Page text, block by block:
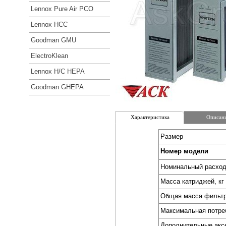
Lennox Pure Air PCO
Lennox HCC
Goodman GMU
ElectroKlean
Lennox H/C HEPA
Goodman GHEPA
Характеристика
Размер
Номер модели
Номинальный
Масса катриджей, кг
Общая масса
Максимальная
Общее
Protechнаиболее
охлаждающей
Модель легко
Спецификация
Очищаемый объем
Эффективно